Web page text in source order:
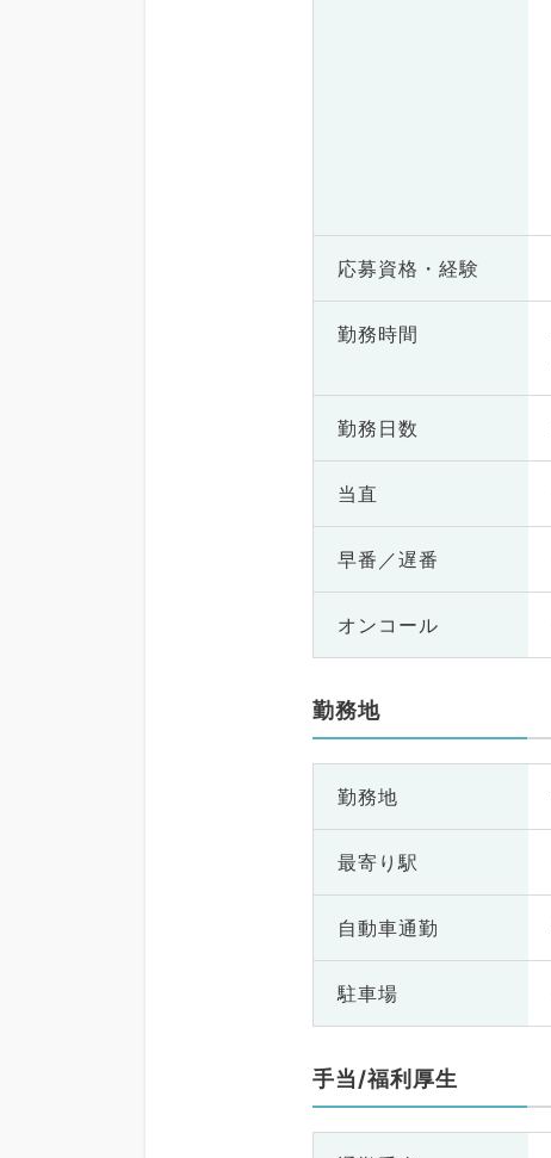
応募資格・ 経験
勤務時間
勤務日数
当直
早番／遅番
オンコール
勤務地
勤務地
最寄り駅
自動車通勤
駐車場
手当/福利厚生